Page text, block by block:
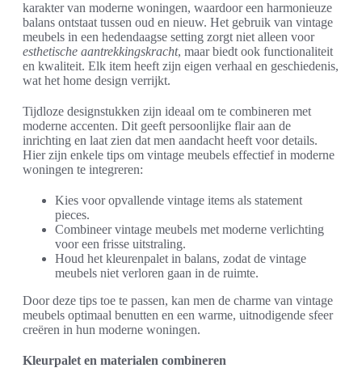
karakter van moderne woningen, waardoor een harmonieuze
balans ontstaat tussen oud en nieuw. Het gebruik van vintage
meubels in een hedendaagse setting zorgt niet alleen voor
esthetische aantrekkingskracht, maar biedt ook functionaliteit
en kwaliteit. Elk item heeft zijn eigen verhaal en geschiedenis,
wat het home design verrijkt.
Tijdloze designstukken zijn ideaal om te combineren met
moderne accenten. Dit geeft persoonlijke flair aan de
inrichting en laat zien dat men aandacht heeft voor details.
Hier zijn enkele tips om vintage meubels effectief in moderne
woningen te integreren:
Kies voor opvallende vintage items als statement
pieces.
Combineer vintage meubels met moderne verlichting
voor een frisse uitstraling.
Houd het kleurenpalet in balans, zodat de vintage
meubels niet verloren gaan in de ruimte.
Door deze tips toe te passen, kan men de charme van vintage
meubels optimaal benutten en een warme, uitnodigende sfeer
creëren in hun moderne woningen.
Kleurpalet en materialen combineren